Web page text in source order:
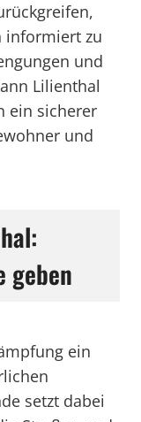
informiert zu
und
Lilienthal
ein sicherer
und
geben
ein
setzt dabei